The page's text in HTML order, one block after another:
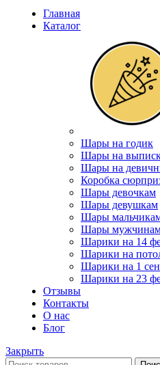
Главная
Каталог
Шары на годик
Шары на
Шары на
Коробка
Шары девочкам
Шары девушкам
Шары
Шары
Шарики на 14
Шарики на
Шарики на 1
Шарики на 23
Отзывы
Контакты
О нас
Блог
Закрыть